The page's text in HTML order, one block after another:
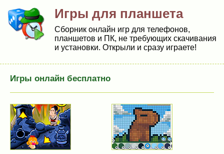
Игры для планшета
Сборник онлайн игр для телефонов,
планшетов и ПК, не требующих скачивания
и установки. Открыли и сразу играете!
Игры онлайн бесплатно